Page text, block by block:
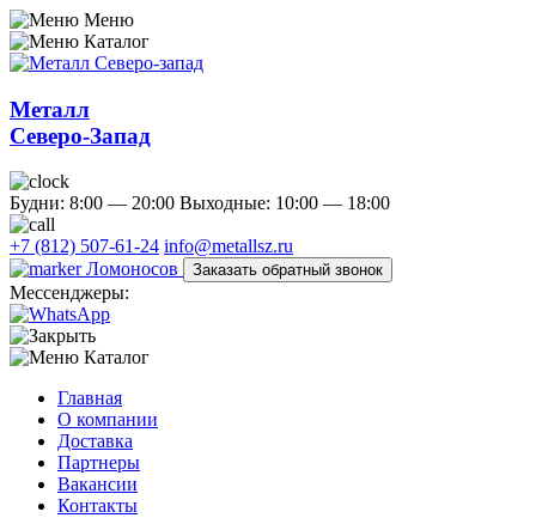
Меню
Каталог
Металл
Северо-Запад
Будни: 8:00 — 20:00 Выходные: 10:00 — 18:00
+7 (812) 507-61-24 info@metallsz.ru
Ломоносов
Заказать обратный звонок
Мессенджеры:
Каталог
Главная
О компании
Доставка
Партнеры
Вакансии
Контакты